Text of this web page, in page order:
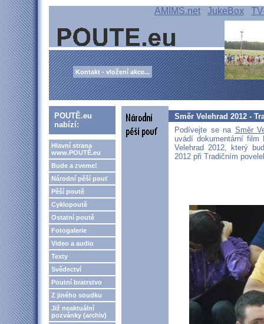
AMIMS.net JukeBox
Kontakt - vložení akce...
POUTĚ.eu
nabízí:
Hlavní strana
www.POUTĚ.eu
Bude a zveme!
Národní pěší pouť
Pěší poutě
Cyklopoutě
Ostatní poutě
Fotogalerie
Video a audio
Texty
Svědectví
Poutní bratrstvo
Z jiného soudku
Již neaktuální
pozvánky (archiv)
Směr Velehrad 2012 -
Podívejte se na Směr
uvádí dokumentární
Velehrad 2012, který
2012 při Tradičním